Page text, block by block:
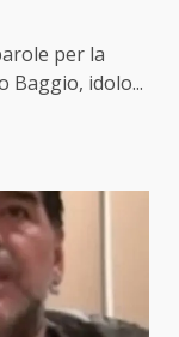
per la
Baggio, idolo...